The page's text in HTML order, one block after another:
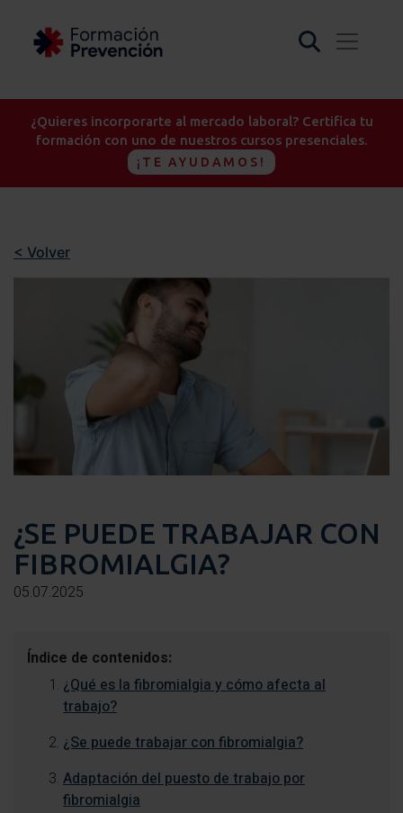
¿Quieres incorporarte al mercado laboral? Certifica tu
formación con uno de nuestros cursos presenciales.
¡TE AYUDAMOS!
< Volver
¿SE PUEDE TRABAJAR CON
FIBROMIALGIA?
05.07.2025
Índice de contenidos:
¿Qué es la fibromialgia y cómo afecta al
trabajo?
¿Se puede trabajar con fibromialgia?
Adaptación del puesto de trabajo por
fibromialgia